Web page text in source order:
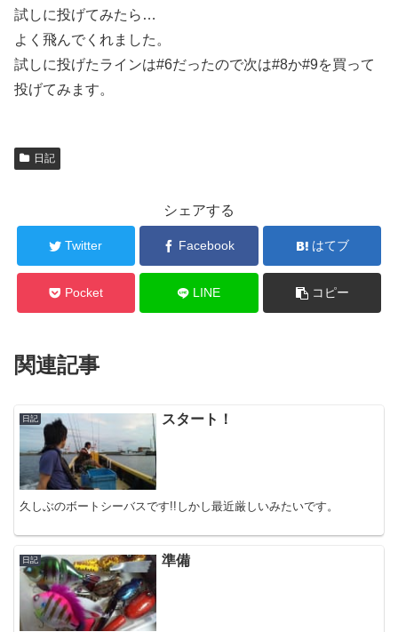
試しに投げてみたら…
よく飛んでくれました。
試しに投げたラインは#6だったので次は#8か#9を買って
投げてみます。
日記
シェアする
Twitter Facebook はてブ
Pocket LINE コピー
関連記事
日記 スタート！
久しぶのボートシーバスです!!しかし最近厳しいみたいです。
日記 準備